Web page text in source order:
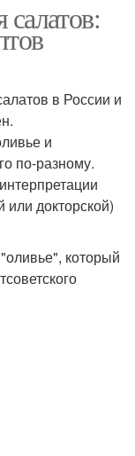
в России и
и
по-разному.
или докторской)
который